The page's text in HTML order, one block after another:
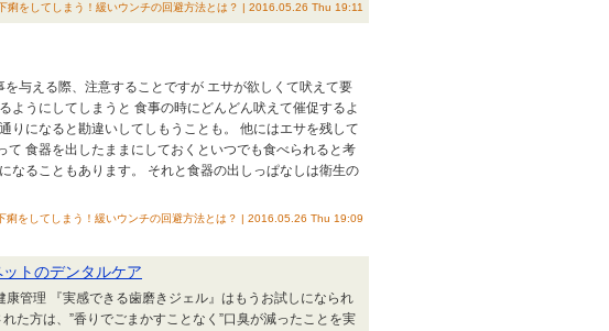
痢をしてしまう！緩いウンチの回避方法とは？ | 2016.05.26 Thu 19:11
与える際、注意することですが エサが欲しくて吠えて要
ようにしてしまうと 食事の時にどんどん吠えて催促するよ
りになると勘違いしてしもうことも。 他にはエサを残して
て 食器を出したままにしておくといつでも食べられると考
なることもあります。 それと食器の出しっぱなしは衛生の
痢をしてしまう！緩いウンチの回避方法とは？ | 2016.05.26 Thu 19:09
トのデンタルケア
康管理 『実感できる歯磨きジェル』はもうお試しになられ
た方は、”香りでごまかすことなく”口臭が減ったことを実